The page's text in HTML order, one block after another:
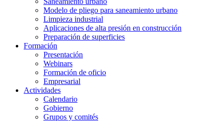
Modelo de pliego para saneamiento urbano
Limpieza industrial
Aplicaciones de alta presión en construcción
Preparación de superficies
Formación
Presentación
Webinars
Formación de oficio
Empresarial
Actividades
Calendario
Gobierno
Grupos y comités